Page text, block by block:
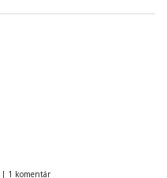
| 1 komentár